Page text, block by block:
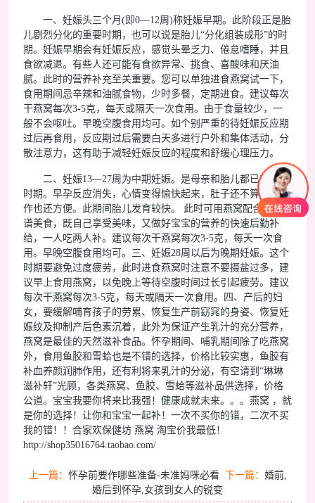
一、妊娠头三个月(即0—12周)称妊娠早期。此阶段正是胎
儿剧烈分化的重要时期，也可以说是胎儿“分化组装成形”的时
期。妊娠早期会有妊娠反应，感觉头晕乏力、倦怠嗜睡，并且
食欲减退。有些人还可能有食欲异常、挑食、喜酸味和厌油
腻。此时的营养补充至关重要。您可以单独进食燕窝试一下，
食用期间忌辛辣和油腻食物，少时多餐，定期进食。建议每次
干燕窝每次3-5克，每天或隔天一次食用。由于食量较少，一
般不会呕吐。早晚空腹食用均可。如个别严重的待妊娠反应期
过后再食用，反应期过后需要白天多进行户外和集体活动，分
散注意力，这有助于减轻妊娠反应的程度和舒缓心理压力。
二、妊娠13—27周为中期妊娠。是母亲和胎儿都已安定的
时期。早孕反应消失，心情变得愉快起来，肚子还不算大，动
作也还方便。此期间胎儿发育较快。 此时可用燕窝配合各种食
谱美食，既自己享受美味，又做好宝宝的营养的快速后勤补
给，一人吃两人补。建议每次干燕窝每次3-5克，每天一次食
用。早晚空腹食用均可。三、妊娠28周以后为晚期妊娠。这个
时期要避免过度疲劳，此时进食燕窝时注意不要摄盐过多，建
议早上食用燕窝，以免晚上等待空腹时间过长引起疲劳。建议
每次干燕窝每次3-5克，每天或隔天一次食用。四、产后的妇
女，要缓解哺育孩子的劳累、恢复生产前窈窕的身姿、恢复妊
娠纹及抑制产后色素沉着，此外为保证产生乳汁的充分营养，
燕窝是最佳的天然滋补食品。怀孕期间、哺乳期间除了吃燕窝
外，食用鱼胶和雪蛤也是不错的选择，价格比较实惠，鱼胶有
补血养颜润肺作用，还有利将来乳汁的分泌，有空请到“琳琳
滋补轩”光顾，各类燕窝、鱼胶、雪蛤等滋补品供选择，价格
公道。宝宝我要你将来比我强！健康成就未来。。。燕窝 ，就
是你的选择！让你和宝宝一起补！一次不买你的错，二次不买
我的错！！合家欢保健坊 燕窝 淘宝价我最低！
http://shop35016764.taobao.com/
上一篇： 怀孕前要作哪些准备-未准妈咪必看下一篇： 婚前,
婚后到怀孕,女孩到女人的锐变